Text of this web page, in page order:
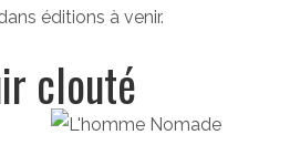
éditions à venir.
clouté